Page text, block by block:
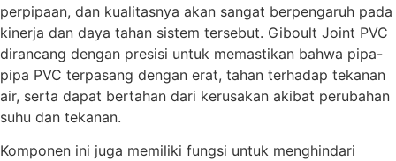
perpipaan, dan kualitasnya akan sangat berpengaruh pada
kinerja dan daya tahan sistem tersebut. Giboult Joint PVC
dirancang dengan presisi untuk memastikan bahwa pipa-
pipa PVC terpasang dengan erat, tahan terhadap tekanan
air, serta dapat bertahan dari kerusakan akibat perubahan
suhu dan tekanan.
Komponen ini juga memiliki fungsi untuk menghindari